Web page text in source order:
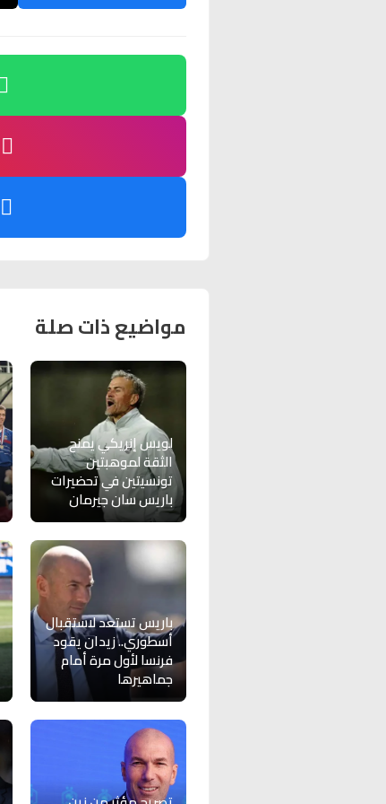
مواضيع ذات صلة
لويس إنريكي يمنح
الثقة لموهبتين
تونسيتين في تحضيرات
باريس سان جيرمان
باريس تستعد لاستقبال
أسطوري.. زيدان يقود
فرنسا لأول مرة أمام
جماهيرها